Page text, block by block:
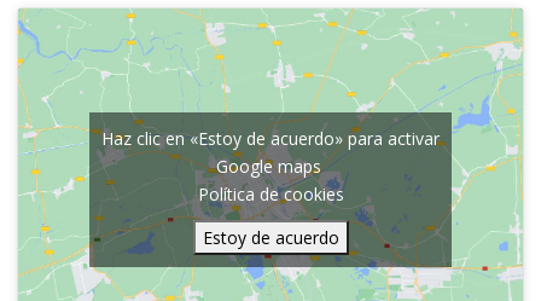
Haz clic en «Estoy de acuerdo» para activar
Google maps
Política de cookies
Estoy de acuerdo